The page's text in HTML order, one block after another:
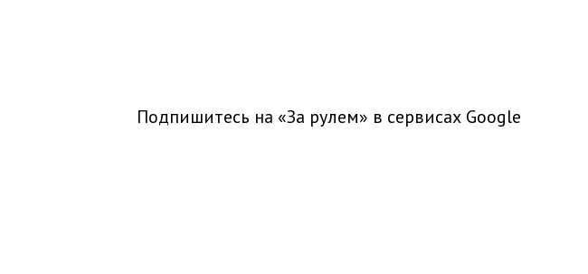
Подпишитесь на «За рулем» в сервисах Google